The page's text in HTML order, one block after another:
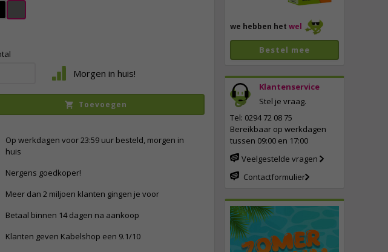
we hebben het wel
Bestel mee
Klantenservice
Stel je vraag.
Tel: 0294 72 08 75
Bereikbaar op werkdagen
tussen 09:00 en 17:00
Veelgestelde vragen
Contactformulier
Morgen in huis!
Toevoegen
Op werkdagen voor 23:59 uur besteld, morgen in
huis
Nergens goedkoper!
Meer dan 2 miljoen klanten gingen je voor
Betaal binnen 14 dagen na aankoop
Klanten geven Kabelshop een 9.1/10